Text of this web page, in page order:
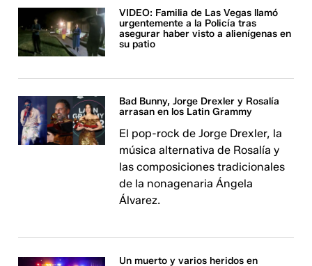
VIDEO: Familia de Las Vegas llamó
urgentemente a la Policía tras
asegurar haber visto a alienígenas en
su patio
Bad Bunny, Jorge Drexler y Rosalía
arrasan en los Latin Grammy
El pop-rock de Jorge Drexler, la
música alternativa de Rosalía y
las composiciones tradicionales
de la nonagenaria Ángela
Álvarez.
Un muerto y varios heridos en